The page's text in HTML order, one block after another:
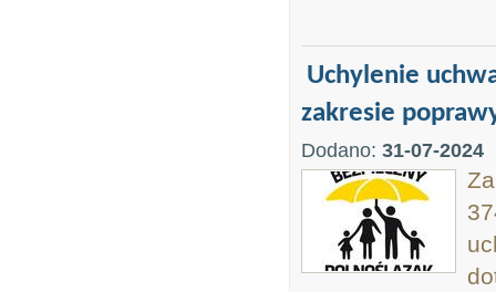
Uchylenie
zakresie
Dodano: 31-07-2024